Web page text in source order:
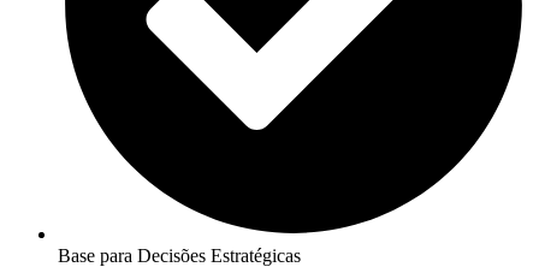
Base para Decisões Estratégicas